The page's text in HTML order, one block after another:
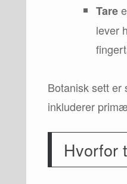
Tare
lever
Botanisk sett
inkluderer
Hvorfor